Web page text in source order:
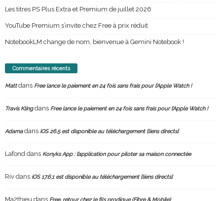
Les titres PS Plus Extra et Premium de juillet 2026
YouTube Premium s’invite chez Free à prix réduit
NotebookLM change de nom, bienvenue à Gemini Notebook !
Commentaires récents
Mattdans Free lance le paiement en 24 fois sans frais pour l’Apple Watch !
Travis Klingdans Free lance le paiement en 24 fois sans frais pour l’Apple Watch !
Adamadans iOS 26.5 est disponible au téléchargement [liens directs]
Lafond dans Konyks App : l’application pour piloter sa maison connectée
Riv dans iOS 17.6.1 est disponible au téléchargement [liens directs]
Ma2thieu dans